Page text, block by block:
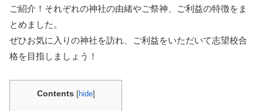
ご紹介！それぞれの神社の由緒やご祭神、ご利益の特徴をま
とめました。
ぜひお気に入りの神社を訪れ、ご利益をいただいて志望校合
格を目指しましょう！
Contents [hide]